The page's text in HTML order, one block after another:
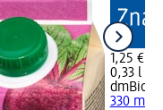
1,25 €
0,33 l
dmBio
330 ml